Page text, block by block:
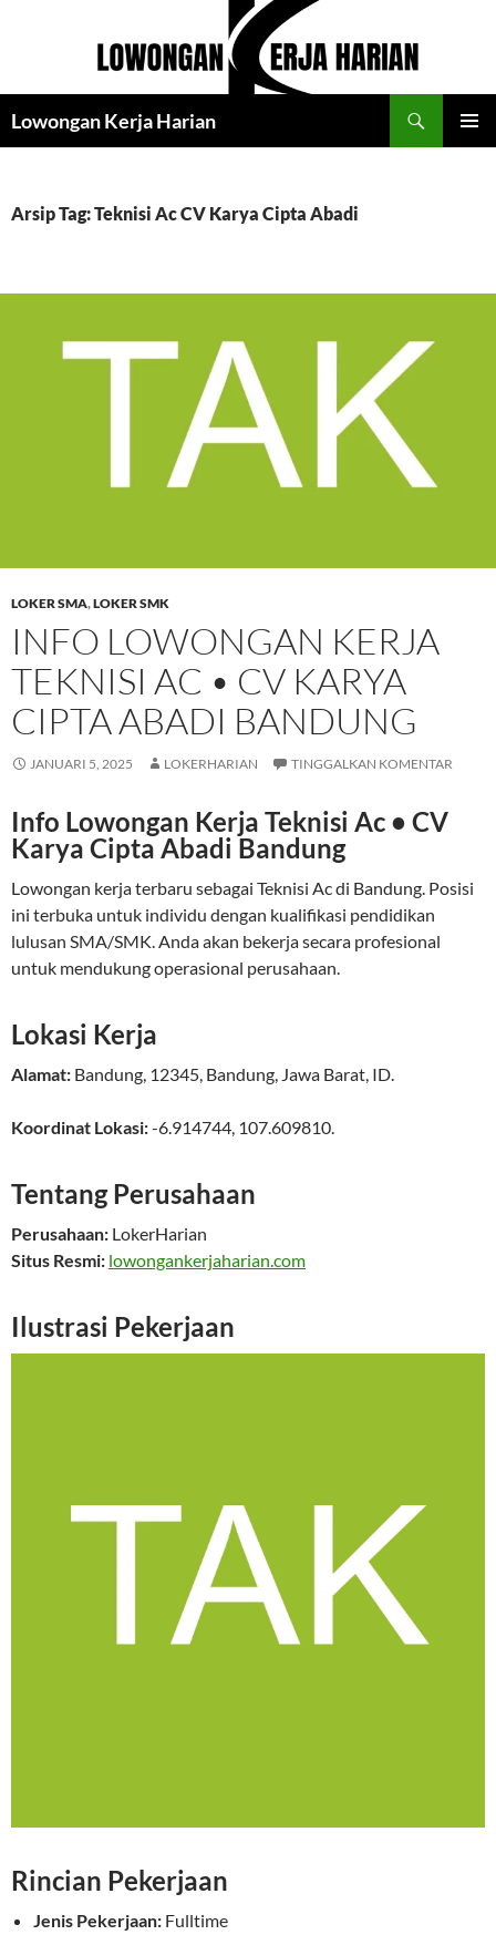
Lowongan Kerja Harian
Arsip Tag: Teknisi Ac CV Karya Cipta Abadi
LOKER SMA,LOKER SMK
INFO LOWONGAN KERJA
TEKNISI AC • CV KARYA
CIPTA ABADI BANDUNG
JANUARI 5, 2025 LOKERHARIAN TINGGALKAN KOMENTAR
Info Lowongan Kerja Teknisi Ac • CV
Karya Cipta Abadi Bandung
Lowongan kerja terbaru sebagai Teknisi Ac di Bandung. Posisi
ini terbuka untuk individu dengan kualifikasi pendidikan
lulusan SMA/SMK. Anda akan bekerja secara profesional
untuk mendukung operasional perusahaan.
Lokasi Kerja
Alamat: Bandung, 12345, Bandung, Jawa Barat, ID.
Koordinat Lokasi:-6.914744, 107.609810.
Tentang Perusahaan
Perusahaan: LokerHarian
Situs Resmi: lowongankerjaharian.com
Ilustrasi Pekerjaan
Rincian Pekerjaan
Jenis Pekerjaan: Fulltime